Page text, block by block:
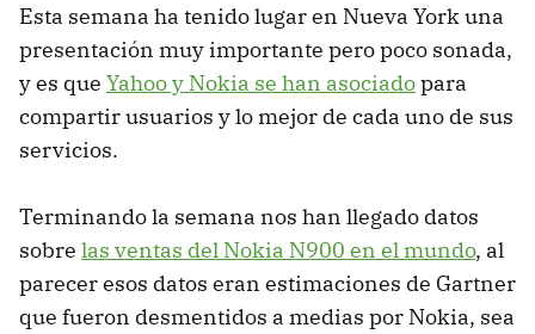
Esta semana ha tenido lugar en Nueva York una
presentación muy importante pero poco sonada,
y es que Yahoo y Nokia se han asociadopara
compartir usuarios y lo mejor de cada uno de sus
servicios.
Terminando la semana nos han llegado datos
sobre las ventas del Nokia N900 en el mundo, al
parecer esos datos eran estimaciones de Gartner
que fueron desmentidos a medias por Nokia, sea